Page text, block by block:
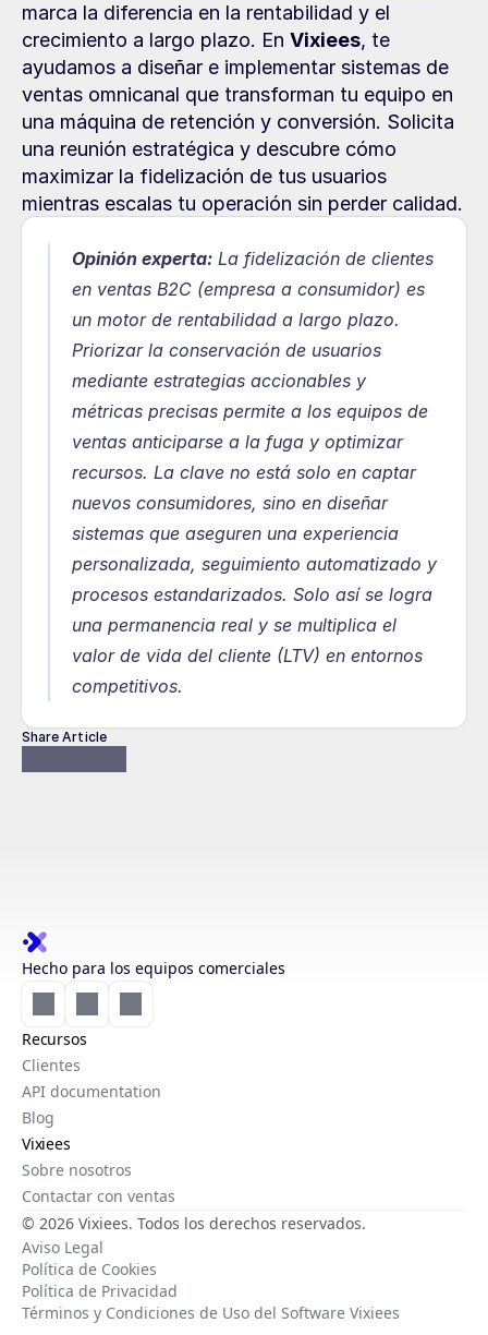
marca la diferencia en la rentabilidad y el
crecimiento a largo plazo. En Vixiees, te
ayudamos a diseñar e implementar sistemas de
ventas omnicanal que transforman tu equipo en
una máquina de retención y conversión. Solicita
una reunión estratégica y descubre cómo
maximizar la fidelización de tus usuarios
mientras escalas tu operación sin perder calidad.
Opinión experta: La fidelización de clientes
en ventas B2C (empresa a consumidor) es
un motor de rentabilidad a largo plazo.
Priorizar la conservación de usuarios
mediante estrategias accionables y
métricas precisas permite a los equipos de
ventas anticiparse a la fuga y optimizar
recursos. La clave no está solo en captar
nuevos consumidores, sino en diseñar
sistemas que aseguren una experiencia
personalizada, seguimiento automatizado y
procesos estandarizados. Solo así se logra
una permanencia real y se multiplica el
valor de vida del cliente (LTV) en entornos
competitivos.
Share Article
Hecho para los equipos comerciales
Recursos
Clientes
API documentation
Blog
Vixiees
Sobre nosotros
Contactar con ventas
© 2026 Vixiees. Todos los derechos reservados.
Aviso Legal
Política de Cookies
Política de Privacidad
Términos y Condiciones de Uso del Software Vixiees